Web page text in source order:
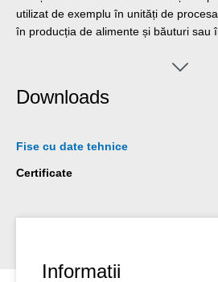
utilizat de exemplu în unități de
în producția de alimente și băuturi sau
Ruhrgebiets") în conformitate cu
(Reglementările KTW) al Agenției
Downloads
Fise cu date tehnice
Certificate
Informatii